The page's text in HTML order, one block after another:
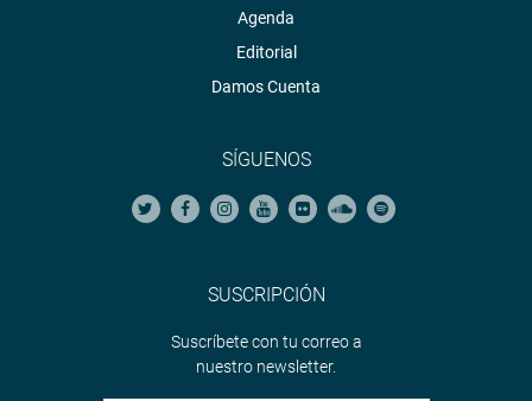
Agenda
Editorial
Damos Cuenta
SÍGUENOS
SUSCRIPCIÓN
Suscríbete con tu correo a
nuestro newsletter.